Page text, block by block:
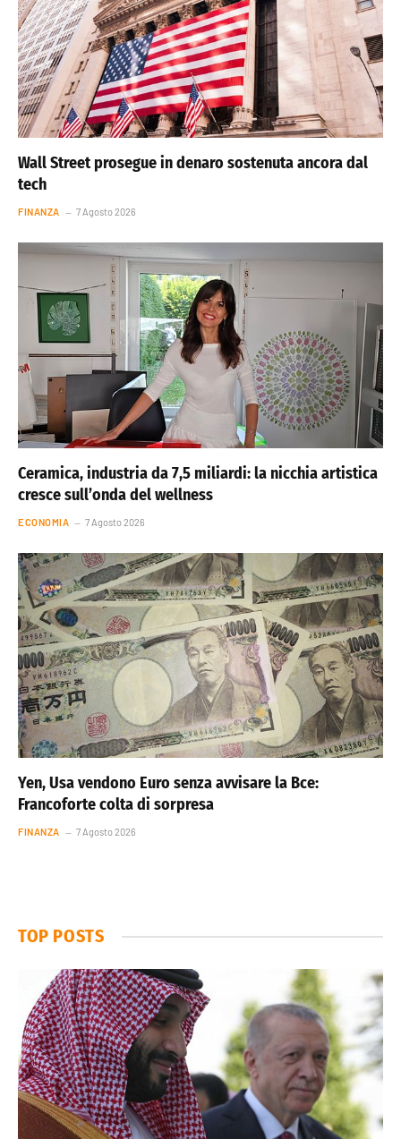
Wall Street prosegue in denaro sostenuta ancora dal
tech
FINANZA 7 Agosto 2026
Ceramica, industria da 7,5 miliardi: la nicchia artistica
cresce sull’onda del wellness
ECONOMIA 7 Agosto 2026
Yen, Usa vendono Euro senza avvisare la Bce:
Francoforte colta di sorpresa
FINANZA 7 Agosto 2026
TOP POSTS